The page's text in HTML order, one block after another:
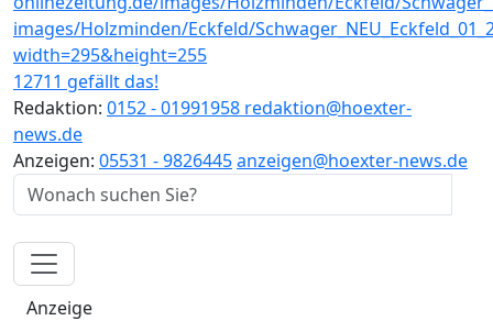
12711 gefällt das!
Redaktion: 0152 - 01991958 redaktion@hoexter-
news.de
Anzeigen: 05531 - 9826445anzeigen@hoexter-news.de
Anzeige